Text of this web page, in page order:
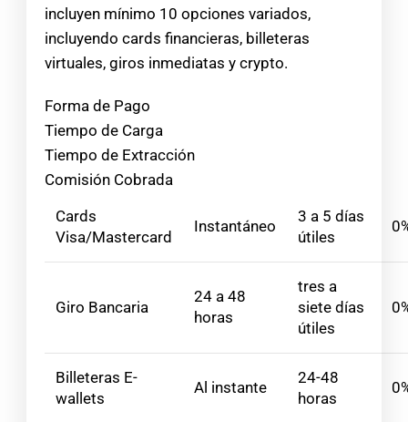
incluyen mínimo 10 opciones variados,
incluyendo cards financieras, billeteras
virtuales, giros inmediatas y crypto.
Forma de Pago
Tiempo de Carga
Tiempo de Extracción
Comisión Cobrada
Cards
Visa/Mastercard
Instantáneo
3 a 5 días
útiles
Giro Bancaria
24 a 48
horas
tres a
siete días
útiles
Billeteras E-
wallets
Al instante
24-48
horas